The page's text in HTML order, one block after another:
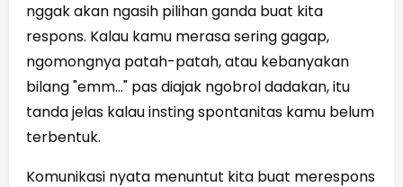
nggak akan ngasih pilihan ganda buat kita
respons. Kalau kamu merasa sering gagap,
ngomongnya patah-patah, atau kebanyakan
bilang "emm..." pas diajak ngobrol dadakan, itu
tanda jelas kalau insting spontanitas kamu belum
terbentuk.
Komunikasi nyata menuntut kita buat merespons